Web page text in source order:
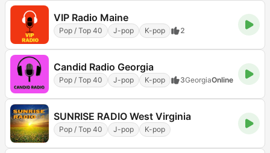
VIP Radio Maine
Pop / Top 40 J-pop K-pop 2
Candid Radio Georgia
Pop / Top 40 J-pop K-pop 3GeorgiaOnline
SUNRISE RADIO West Virginia
Pop / Top 40 J-pop K-pop